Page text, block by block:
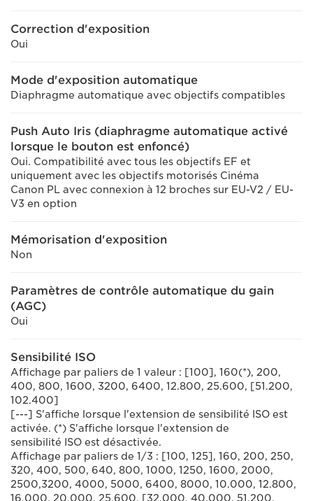
Correction d'exposition
Oui
Mode d'exposition automatique
Diaphragme automatique avec objectifs compatibles
Push Auto Iris (diaphragme automatique activé
lorsque le bouton est enfoncé)
Oui. Compatibilité avec tous les objectifs EF et
uniquement avec les objectifs motorisés Cinéma
Canon PL avec connexion à 12 broches sur EU-V2 / EU-
V3 en option
Mémorisation d'exposition
Non
Paramètres de contrôle automatique du gain
(AGC)
Oui
Sensibilité ISO
Affichage par paliers de 1 valeur : [100], 160(*), 200,
400, 800, 1600, 3200, 6400, 12.800, 25.600, [51.200,
102.400]
[---] S'affiche lorsque l'extension de sensibilité ISO est
activée. (*) S'affiche lorsque l'extension de
sensibilité ISO est désactivée.
Affichage par paliers de 1/3 : [100, 125], 160, 200, 250,
320, 400, 500, 640, 800, 1000, 1250, 1600, 2000,
2500,3200, 4000, 5000, 6400, 8000, 10.000, 12.800,
16.000, 20.000, 25.600, [32.000, 40.000, 51.200,